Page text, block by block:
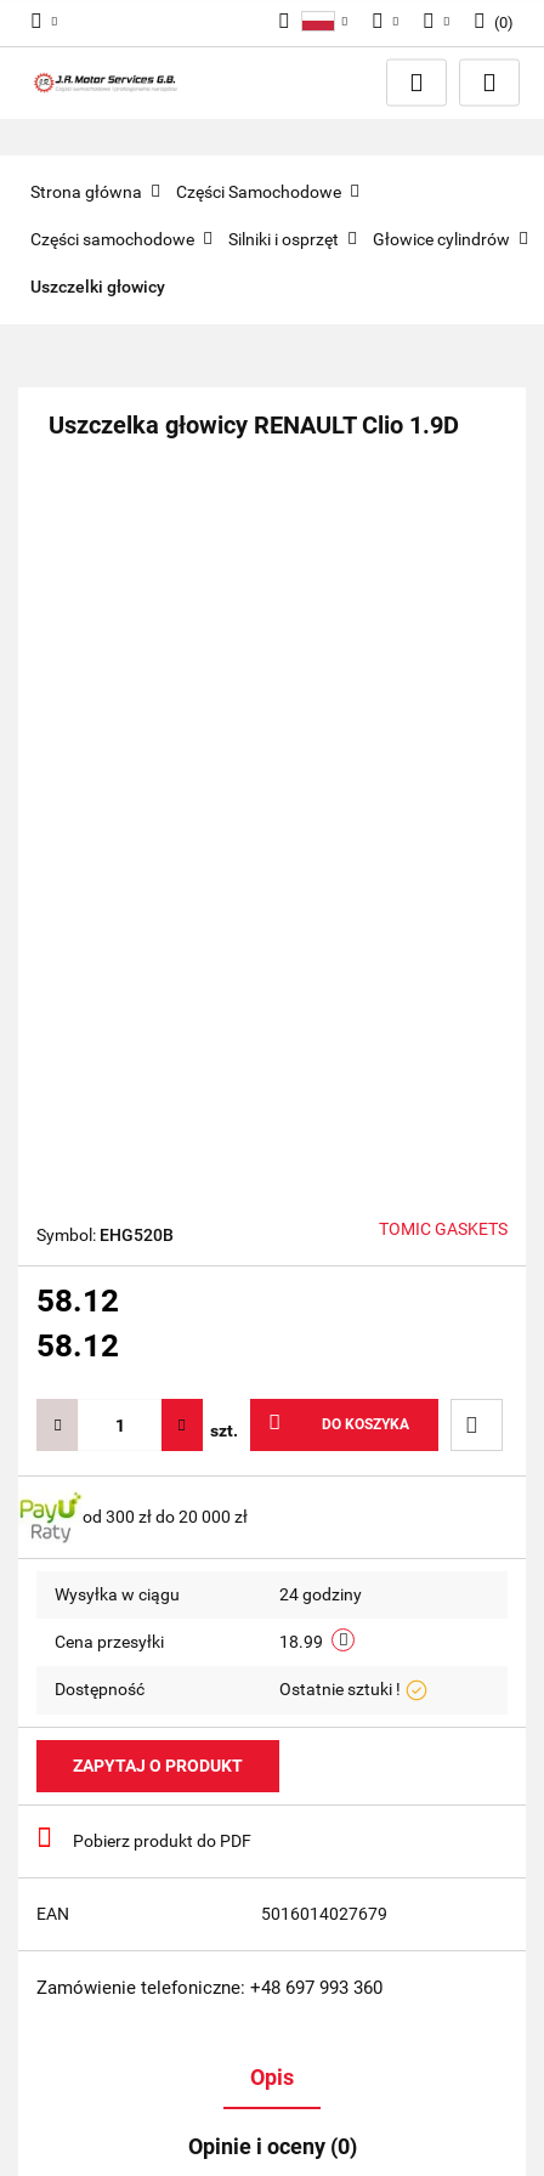
Zaloguj się
Zgody cookies
(0)
Strona główna Części Samochodowe
Części samochodowe Silniki i osprzęt Głowice cylindrów
Uszczelki głowicy
Uszczelka głowicy RENAULT Clio 1.9D
Symbol: EHG520B TOMIC GASKETS
58.12
58.12
szt. DO KOSZYKA
Do
od 300 zł do 20 000 zł
Wysyłka w ciągu 24 godziny
Cena przesyłki 18.99
Dostępność Ostatnie sztuki !
ZAPYTAJ O PRODUKT
Pobierz produkt do PDF
EAN 5016014027679
Zamówienie telefoniczne: +48 697 993 360
Opis
Opinie i oceny (0)